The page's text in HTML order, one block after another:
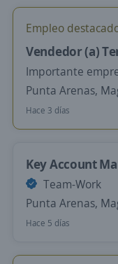
Empleo
Vendedor (a)
Importante
Punta Arenas,
Hace 3 días
Key Account
Team-Work
Punta Arenas,
Hace 5 días